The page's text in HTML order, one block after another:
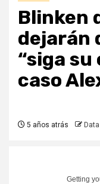
Blinken
dejarán
“siga su
caso
5 años atrás
Getting